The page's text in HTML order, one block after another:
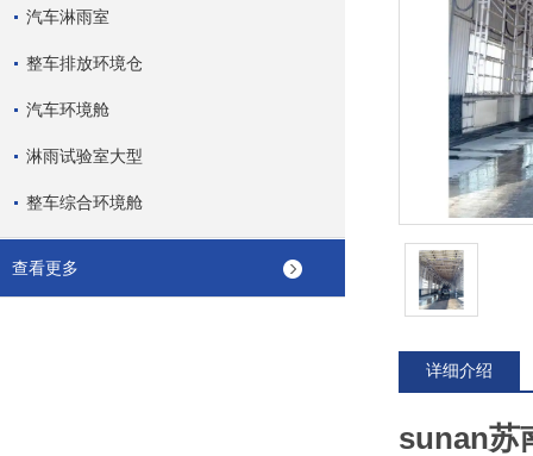
汽车淋雨室
整车排放环境仓
汽车环境舱
淋雨试验室大型
整车综合环境舱
查看更多
详细介绍
sunan苏